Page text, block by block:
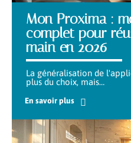
Mon Proxima :
complet pour
main en 2026
La généralisation de
plus du choix, mais…
En savoir plus